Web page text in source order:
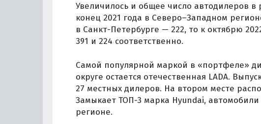
Увеличилось и общее число автодилеров в
конец 2021 года в Северо–Западном
в Санкт-Петербурге — 222, то к октябрю
391 и 224 соответственно.
Самой популярной маркой в «портфеле»
округе остается отечественная LADA.
27 местных дилеров. На втором месте
Замыкает ТОП-3 марка Hyundai,
регионе.